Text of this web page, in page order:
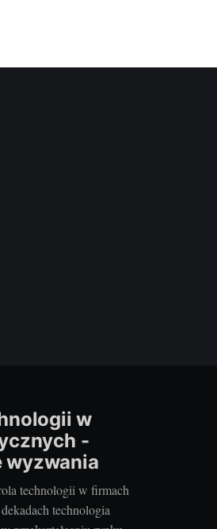
w
-
wyzwania
technologii w firmach
technologia